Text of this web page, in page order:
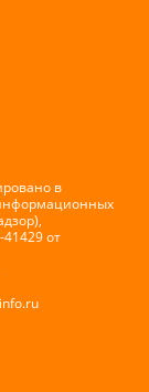
в
от